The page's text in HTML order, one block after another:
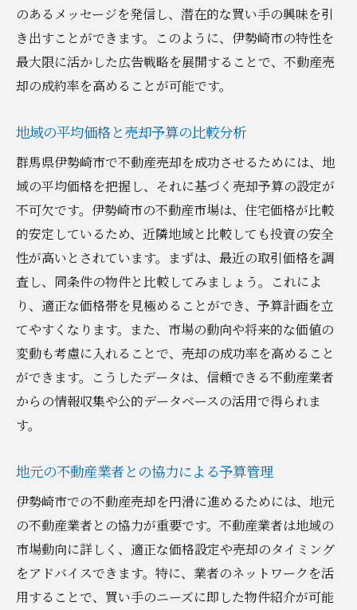
のあるメッセージを発信し、潜在的な買い手の興味を引
き出すことができます。このように、伊勢崎市の特性を
最大限に活かした広告戦略を展開することで、不動産売
却の成約率を高めることが可能です。
地域の平均価格と売却予算の比較分析
群馬県伊勢崎市で不動産売却を成功させるためには、地
域の平均価格を把握し、それに基づく売却予算の設定が
不可欠です。伊勢崎市の不動産市場は、住宅価格が比較
的安定しているため、近隣地域と比較しても投資の安全
性が高いとされています。まずは、最近の取引価格を調
査し、同条件の物件と比較してみましょう。これによ
り、適正な価格帯を見極めることができ、予算計画を立
てやすくなります。また、市場の動向や将来的な価値の
変動も考慮に入れることで、売却の成功率を高めること
ができます。こうしたデータは、信頼できる不動産業者
からの情報収集や公的データベースの活用で得られま
す。
地元の不動産業者との協力による予算管理
伊勢崎市での不動産売却を円滑に進めるためには、地元
の不動産業者との協力が重要です。不動産業者は地域の
市場動向に詳しく、適正な価格設定や売却のタイミング
をアドバイスできます。特に、業者のネットワークを活
用することで、買い手のニーズに即した物件紹介が可能